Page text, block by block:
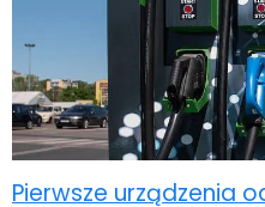
Pierwsze urządzenia